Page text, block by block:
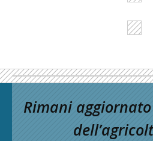
Rimani